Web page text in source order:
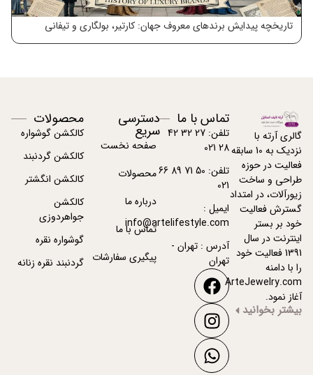
تاریخچه پیدایش برندهای معروف جهان: کارتیر، بولگاری و تیفانی
گالری آرته با
نزدیک به 10 سابقه
فعالیت در حوزه
طراحی و ساخت
زیورآلات، در امتداد
گسترش فعالیت
خود بر بستر
اینترنت در سال
1391 فعالیت خود
را با دامنه
ArteJewelry.com
آغاز نمود.
بیشتر بخوانید
تماس با ما
تلفن: 27 32 42
28 021
تلفن: 50 71 89 66
021
ایمیل :
info@artelifestyle.com
آدرس : تهران -
تهران
دسترسی
سریع
صفحه نخست
محصولات
درباره ما
تماس با ما
پیگیری سفارشات
محصولات
کالکشن گوشواره
کالکشن گردنبند
کالکشن انگشتر
کالکشن
جواهردوزی
گوشواره نقره
گردنبند نقره زنانه